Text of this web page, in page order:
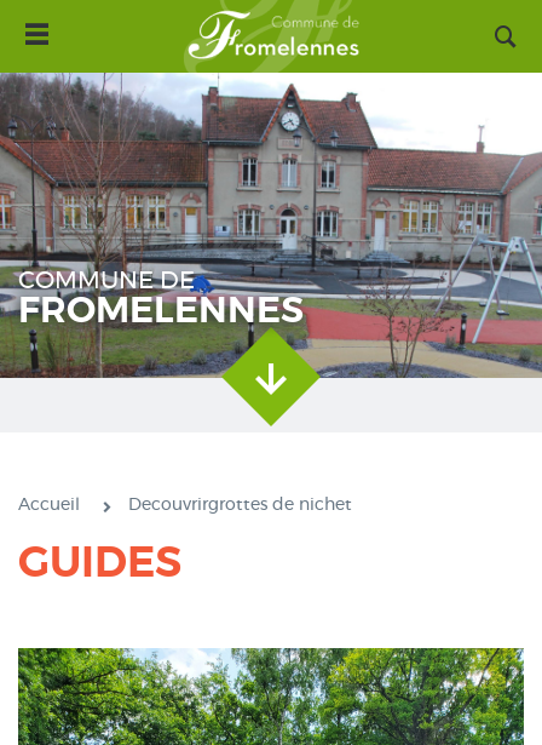
Aller
contenu
principal
Toggle
navigation
COMMUNE DE
FROMELENNES
Accueil Decouvrirgrottes de nichet
GUIDES
Corps